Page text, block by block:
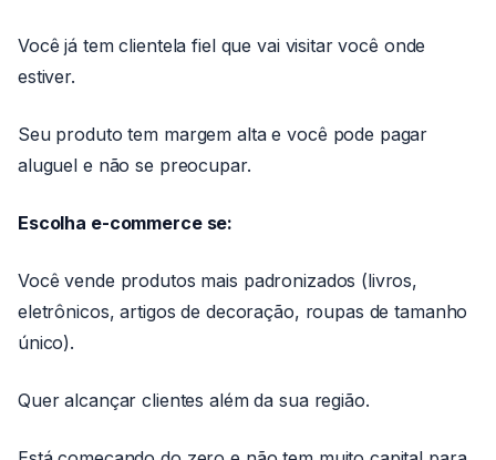
Você já tem clientela fiel que vai visitar você onde
estiver.
Seu produto tem margem alta e você pode pagar
aluguel e não se preocupar.
Escolha e-commerce se:
Você vende produtos mais padronizados (livros,
eletrônicos, artigos de decoração, roupas de tamanho
único).
Quer alcançar clientes além da sua região.